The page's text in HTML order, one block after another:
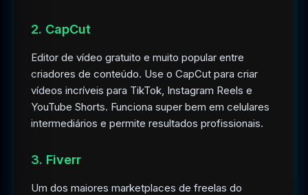
2. CapCut
Editor de vídeo gratuito e muito popular entre
criadores de conteúdo. Use o CapCut para criar
vídeos incríveis para TikTok, Instagram Reels e
YouTube Shorts. Funciona super bem em celulares
intermediários e permite resultados profissionais.
3. Fiverr
Um dos maiores marketplaces de freelas do